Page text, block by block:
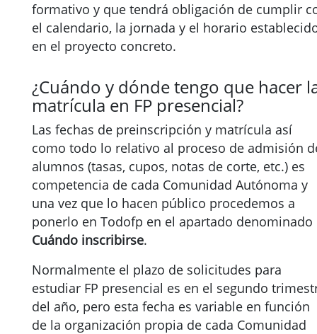
formativo y que tendrá obligación de cumplir
el calendario, la jornada y el horario
en el proyecto concreto.
¿Cuándo y dónde tengo que hacer
matrícula en FP presencial?
Las fechas de preinscripción y matrícula así
como todo lo relativo al proceso de admisión
alumnos (tasas, cupos, notas de corte, etc.) es
competencia de cada Comunidad Autónoma y
una vez que lo hacen público procedemos a
ponerlo en Todofp en el apartado denominado
Cuándo inscribirse.
Normalmente el plazo de solicitudes para
estudiar FP presencial es en el segundo
del año, pero esta fecha es variable en función
de la organización propia de cada Comunidad